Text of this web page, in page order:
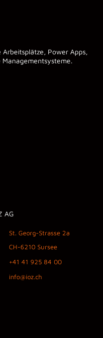
Power Apps,
AG
St. Georg-Strasse 2a
CH-6210 Sursee
+41 41 925 84 00
info@ioz.ch